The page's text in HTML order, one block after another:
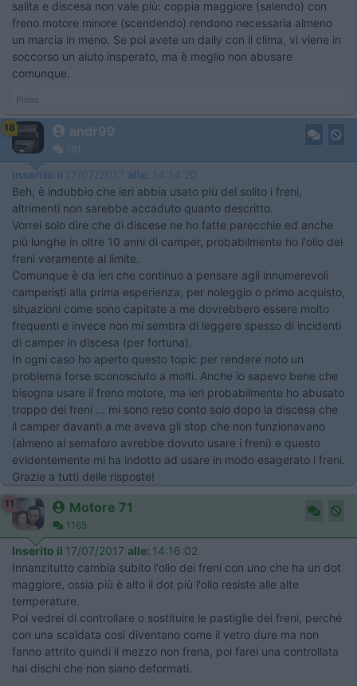
salita e discesa non vale più: coppia maggiore (salendo) con
freno motore minore (scendendo) rendono necessaria almeno
un marcia in meno. Se poi avete un daily con il clima, vi viene in
soccorso un aiuto insperato, ma è meglio non abusare
comunque.
Plinio
18 andr99
181
Inserito il 17/07/2017 alle: 14:14:20
Beh, è indubbio che ieri abbia usato più del solito i freni,
altrimenti non sarebbe accaduto quanto descritto.
Vorrei solo dire che di discese ne ho fatte parecchie ed anche
più lunghe in oltre 10 anni di camper, probabilmente ho l'olio dei
freni veramente al limite.
Comunque è da ieri che continuo a pensare agli innumerevoli
camperisti alla prima esperienza, per noleggio o primo acquisto,
situazioni come sono capitate a me dovrebbero essere molto
frequenti e invece non mi sembra di leggere spesso di incidenti
di camper in discesa (per fortuna).
In ogni caso ho aperto questo topic per rendere noto un
problema forse sconosciuto a molti. Anche io sapevo bene che
bisogna usare il freno motore, ma ieri probabilmente ho abusato
troppo dei freni ... mi sono reso conto solo dopo la discesa che
il camper davanti a me aveva gli stop che non funzionavano
(almeno al semaforo avrebbe dovuto usare i freni) e questo
evidentemente mi ha indotto ad usare in modo esagerato i freni.
Grazie a tutti delle risposte!
11 Motore 71
1165
Inserito il 17/07/2017 alle: 14:16:02
Innanzitutto cambia subito l'olio dei freni con uno che ha un dot
maggiore, ossia più è alto il dot più l'olio resiste alle alte
temperature.
Poi vedrei di controllare o sostituire le pastiglie dei freni, perché
con una scaldata così diventano come il vetro dure ma non
fanno attrito quindi il mezzo non frena, poi farei una controllata
hai dischi che non siano deformati.